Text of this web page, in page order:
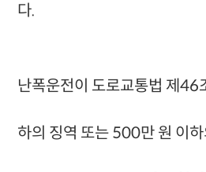
다.
난폭운전이 도로교통법 제46
하의 징역 또는 500만 원 이